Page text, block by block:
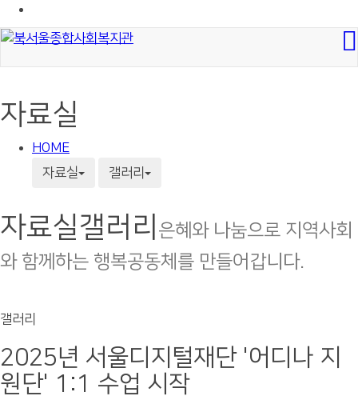
자료실
HOME
자료실
갤러리
자료실갤러리 은혜와 나눔으로 지역사회
와 함께하는 행복공동체를 만들어갑니다.
갤러리
2025년 서울디지털재단 '어디나 지
원단' 1:1 수업 시작